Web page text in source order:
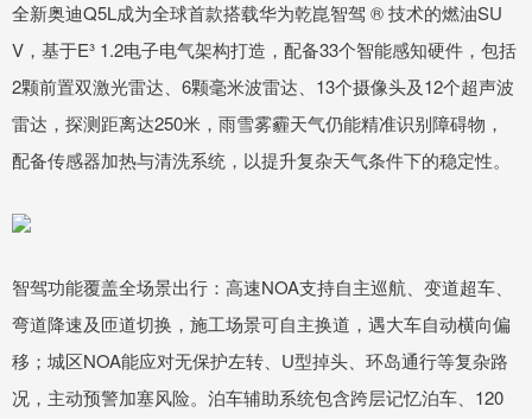
全新奥迪Q5L成为全球首款搭载华为乾崑智驾 ® 技术的燃油SU
V，基于E³ 1.2电子电气架构打造，配备33个智能感知硬件，包括
2颗前置双激光雷达、6颗毫米波雷达、13个摄像头及12个超声波
雷达，探测距离达250米，雨雪雾霾天气仍能精准识别障碍物，
配备传感器加热与清洗系统，以提升复杂天气条件下的稳定性。
智驾功能覆盖全场景出行：高速NOA支持自主巡航、变道超车、
弯道降速及匝道切换，施工场景可自主换道，遇大车自动横向偏
移；城区NOA能应对无保护左转、U型掉头、环岛通行等复杂路
况，主动预警加塞风险。泊车辅助系统包含跨层记忆泊车、120